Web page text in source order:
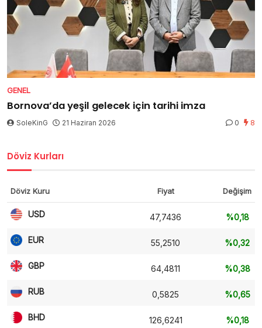
GENEL
Bornova’da yeşil gelecek için tarihi imza
SoleKinG 21 Haziran 2026 0 8
Döviz Kurları
Döviz Kuru Fiyat Değişim
USD 47,7436 %0,18
EUR 55,2510 %0,32
GBP 64,4811 %0,38
RUB 0,5825 %0,65
BHD 126,6241 %0,18